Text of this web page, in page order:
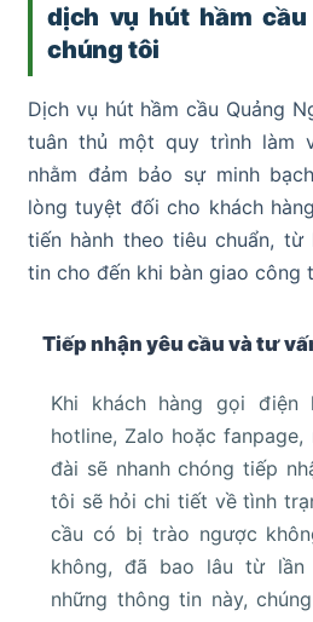
dịch vụ hút hầm cầu
chúng tôi
Dịch vụ hút hầm cầu Quảng
tuân thủ một quy trình làm
nhằm đảm bảo sự minh
lòng tuyệt đối cho khách
tiến hành theo tiêu chuẩn, từ
tin cho đến khi bàn giao công
Tiếp nhận yêu cầu và tư
Khi khách hàng gọi điện
hotline, Zalo hoặc
đài sẽ nhanh chóng tiếp
tôi sẽ hỏi chi tiết về tình
cầu có bị trào ngược
không, đã bao lâu từ
những thông tin này,